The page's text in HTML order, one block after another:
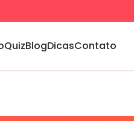
QuizBlogDicasContato